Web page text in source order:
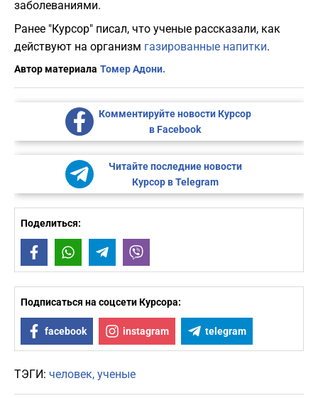
заболеваниями.
Ранее "Курсор" писал, что ученые рассказали, как
действуют на организм газированные напитки.
Автор материала Томер Адони.
Комментируйте новости Курсор
в Facebook
Читайте последние новости
Курсор в Telegram
Поделиться:
FacebookWhatsAppTelegram
Подписаться на соцсети Курсора:
facebook instagram telegram
ТЭГИ: человек ученые